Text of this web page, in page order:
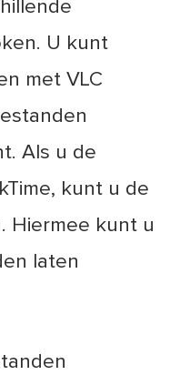
U kunt
met VLC
Als u de
kunt u de
Hiermee kunt u
laten